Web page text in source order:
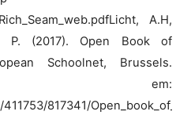
A.H,
P. (2017). Open Book of
Schoolnet, Brussels.
em:
817341/